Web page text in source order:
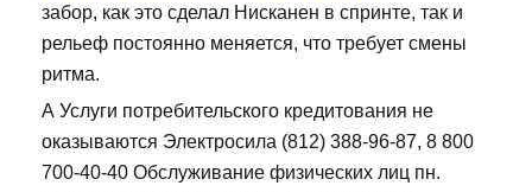
забор, как это сделал Нисканен в спринте, так и
рельеф постоянно меняется, что требует смены
ритма.
А Услуги потребительского кредитования не
оказываются Электросила (812) 388-96-87, 8 800
700-40-40 Обслуживание физических лиц пн.